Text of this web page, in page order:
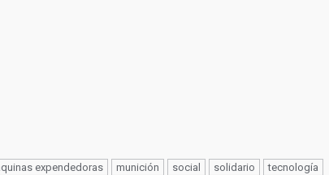
expendedoras munición social solidario tecnología